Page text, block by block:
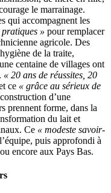
le marrainage.
qui accompagnent les
pratiques » pour remplacer
agricole. Des
de la traite,
centaine de villages ont
« 20 ans de réussites, 20
ce « grâce au sérieux de
d’une
prennent forme, dans la
du lait et
Ce « modeste savoir-
puis approfondi à
encore aux Pays Bas.